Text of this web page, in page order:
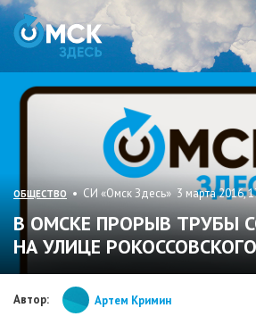
ОБЩЕСТВО • СИ «Омск Здесь» 3 марта 2016,
В ОМСКЕ ПРОРЫВ ТРУБЫ
НА УЛИЦЕ РОКОССОВСКОГО
Автор: Артем Кримин